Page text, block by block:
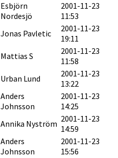
Esbjörn
Nordesjö
2001-11-23
11:53
Jonas Pavletic
2001-11-23
19:11
Mattias S
2001-11-23
11:58
Urban Lund
2001-11-23
13:22
Anders
Johnsson
2001-11-23
14:25
Annika Nyström 2001-11-23
14:59
Anders
Johnsson
2001-11-23
15:56